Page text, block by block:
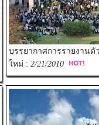
บรรยากาศการรายงาน
ใหม่ : 2/21/2010